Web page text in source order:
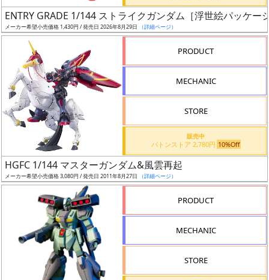
定
予
売
時
期
ENTRY GRADE 1/144 ストライクガンダム［浮世絵パッケー
メーカー希望小売価格 1,430円 / 発売日 2026年8月29日 （詳細ページ）
PRODUCT
MECHANIC
STORE
販売中
バトンストア 2,780円 10%Off
HGFC 1/144 マスターガンダム&風雲再起
メーカー希望小売価格 3,080円 / 発売日 2011年8月27日 （詳細ページ）
PRODUCT
MECHANIC
STORE